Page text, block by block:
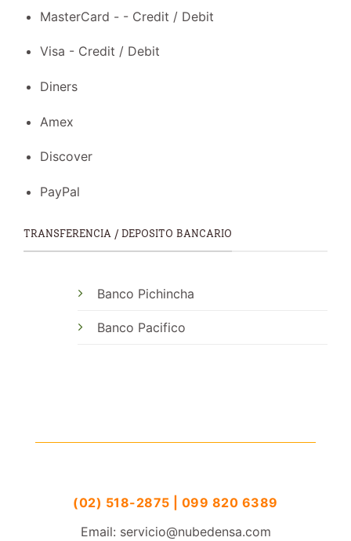
MasterCard - - Credit / Debit
Visa - Credit / Debit
Diners
Amex
Discover
PayPal
TRANSFERENCIA / DEPOSITO BANCARIO
Banco Pichincha
Banco Pacifico
(02) 518-2875 | 099 820 6389
Email: servicio@nubedensa.com